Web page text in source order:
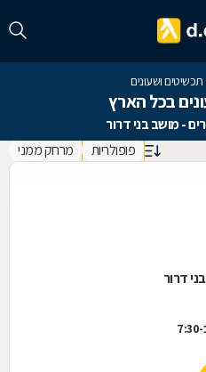
תכשיטים ושעונים
בכל הארץ
פופולריות מרחק ממני
דרור